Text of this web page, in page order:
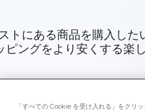
にある商品を購入した
ングをより安くする楽
トに回答することは、お金を節
「すべての Cookie を受け入れる」をクリ